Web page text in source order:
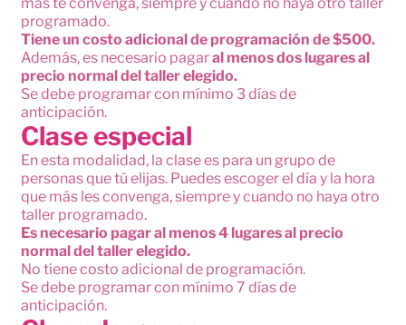
programado.
Tiene un costo adicional de programación de $500.
Además, es necesario pagaral menos dos lugares al
precio normal del taller elegido.
Se debe programar con mínimo 3 días de
anticipación.
Clase especial
En esta modalidad, la clase es para un grupo de
personas que tú elijas. Puedes escoger el día y la hora
que más les convenga, siempre y cuando no haya otro
taller programado.
Es necesario pagar al menos 4 lugares al precio
normal del taller elegido.
No tiene costo adicional de programación.
Se debe programar con mínimo 7 días de
anticipación.